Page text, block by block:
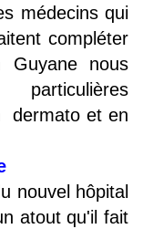
médecins qui
compléter
Guyane nous
dermato et en
nouvel hôpital
atout qu'il fait